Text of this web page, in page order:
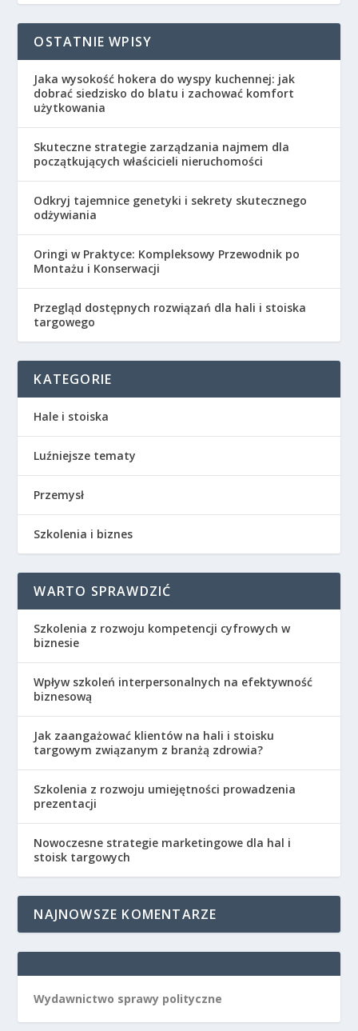
OSTATNIE WPISY
Jaka wysokość hokera do wyspy kuchennej: jak
dobrać siedzisko do blatu i zachować komfort
użytkowania
Skuteczne strategie zarządzania najmem dla
początkujących właścicieli nieruchomości
Odkryj tajemnice genetyki i sekrety skutecznego
odżywiania
Oringi w Praktyce: Kompleksowy Przewodnik po
Montażu i Konserwacji
Przegląd dostępnych rozwiązań dla hali i stoiska
targowego
KATEGORIE
Hale i stoiska
Luźniejsze tematy
Przemysł
Szkolenia i biznes
WARTO SPRAWDZIĆ
Szkolenia z rozwoju kompetencji cyfrowych w
biznesie
Wpływ szkoleń interpersonalnych na efektywność
biznesową
Jak zaangażować klientów na hali i stoisku
targowym związanym z branżą zdrowia?
Szkolenia z rozwoju umiejętności prowadzenia
prezentacji
Nowoczesne strategie marketingowe dla hal i
stoisk targowych
NAJNOWSZE KOMENTARZE
Wydawnictwo sprawy polityczne